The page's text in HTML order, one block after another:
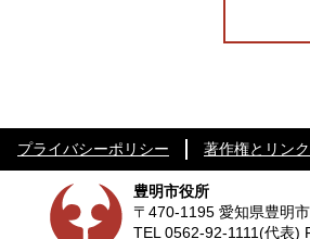
プライバシーポリシー 著作権とリン
豊明市役所
〒470-1195 愛知県豊明
TEL 0562-92-1111(代表)